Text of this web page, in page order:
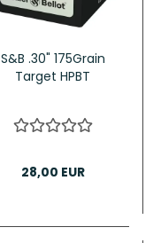
S&B .30" 175Grain
Target HPBT
28,00 EUR